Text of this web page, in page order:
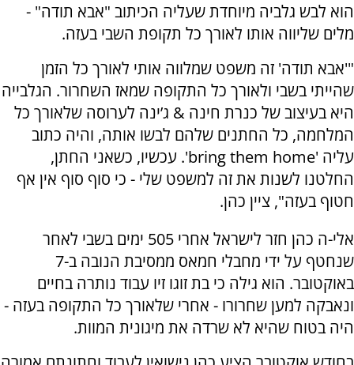
הוא לבש גלביה מיוחדת שעליה הכיתוב "אבא תודה" -
מלים שליווה אותו לאורך כל תקופת השבי בעזה.
"'אבא תודה' זה משפט שמלווה אותי לאורך כל הזמן
שהייתי בשבי ולאורך כל התקופה שמאז השחרור. הגלבייה
היא בעיצוב של כנרת חינה & ג’ינה לערוסה שלאורך כל
המלחמה, כל החתנים שלהם לבשו אותה, והיה כתוב
עליה 'bring them home'. עכשיו, כשאני החתן,
החלטנו לשנות את זה למשפט שלי - כי סוף סוף אין אף
חטוף בעזה", ציין כהן.
אלי-ה כהן חזר לישראל אחרי 505 ימים בשבי לאחר
שנחטף על ידי מחבלי חמאס ממסיבת הנובה ב-7
באוקטובר. הוא גילה כי בת זוגו זיו עבוד נותרה בחיים
ונאבקה למען שחרורו - אחרי שלאורך כל התקופה בעזה -
היה בטוח שהיא לא שרדה את מיגונית המוות.